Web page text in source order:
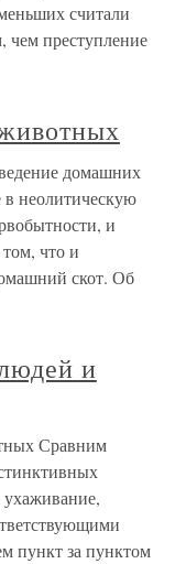
считали
чем преступление
домашних
неолитическую
и
что и
скот. Об
и
Сравним
пункт за пунктом